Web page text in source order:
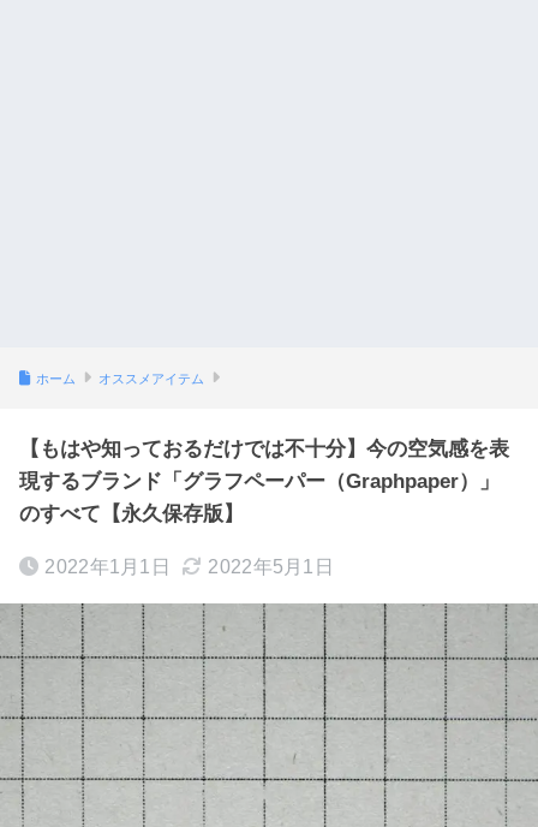
ホーム オススメアイテム
【もはや知っておるだけでは不十分】今の空気感を表
現するブランド「グラフペーパー（Graphpaper）」
のすべて【永久保存版】
2022年1月1日 2022年5月1日